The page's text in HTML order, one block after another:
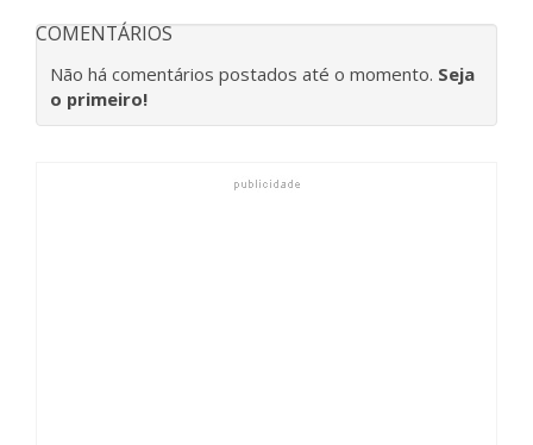
COMENTÁRIOS
Não há comentários postados até o momento. Seja
o primeiro!